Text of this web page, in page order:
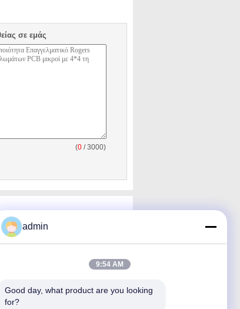
σε εμάς
(0 / 3000)
Όψεως PCB από την Κίνα.
PCB των
οδηγήσεων
Πλαισιωμένος
admin
9:54 AM
Good day, what product are you looking
for?